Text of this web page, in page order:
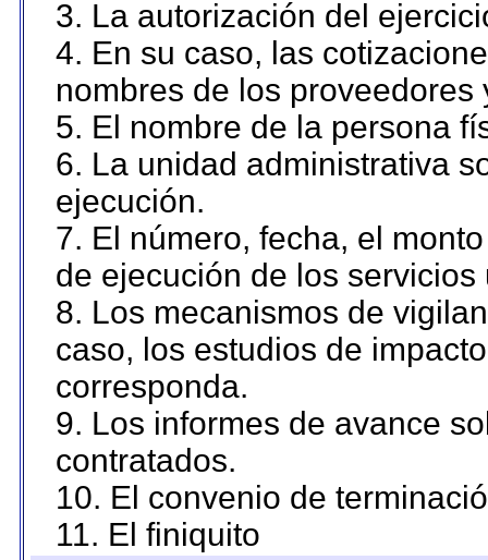
3. La autorización del
4. En su caso, las
nombres de los proveedores
5. El nombre de la persona
6. La unidad administrativa
ejecución.
7. El número, fecha, el
de ejecución de los servicios
8. Los mecanismos de
caso, los estudios de
corresponda.
9. Los informes de avance
contratados.
10. El convenio de
11. El finiquito